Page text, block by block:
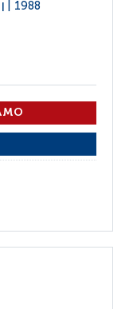
1988